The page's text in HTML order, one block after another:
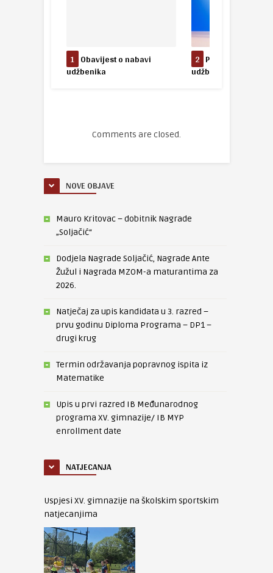
1 Obavijest o nabavi
udžbenika
2 Povrat besplatnih
udžbenika – 4.
Comments are closed.
NOVE OBJAVE
Mauro Kritovac – dobitnik Nagrade
„Soljačić“
Dodjela Nagrade Soljačić, Nagrade Ante
Žužul i Nagrada MZOM-a maturantima za
2026.
Natječaj za upis kandidata u 3. razred –
prvu godinu Diploma Programa – DP1 –
drugi krug
Termin održavanja popravnog ispita iz
Matematike
Upis u prvi razred IB Međunarodnog
programa XV. gimnazije/ IB MYP
enrollment date
NATJECANJA
Uspjesi XV. gimnazije na školskim sportskim
natjecanjima